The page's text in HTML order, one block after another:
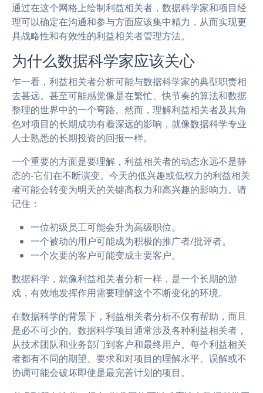
通过在这个网格上绘制利益相关者，数据科学家和项目经
理可以确定在沟通和参与方面应该集中精力，从而实现更
具战略性和有效性的利益相关者管理方法。
为什么数据科学家应该关心
乍一看，利益相关者分析可能与数据科学家的典型职责相
去甚远。甚至可能感觉像是在繁忙、快节奏的算法和数据
整理的世界中的一个弯路。然而，理解利益相关者及其角
色对项目的长期成功有着深远的影响，就像数据科学专业
人士熟悉的长期投资的回报一样。
一个重要的方面是要理解，利益相关者的动态永远不是静
态的-它们在不断演变。今天的低兴趣或低权力的利益相关
者可能会转变为明天的关键高权力和高兴趣的影响力。请
记住：
一位初级员工可能会升为高级职位。
一个被动的用户可能成为积极的推广者/批评者。
一个次要的客户可能变成主要客户。
数据科学，就像利益相关者分析一样，是一个长期的游
戏，有效地发挥作用需要理解这个不断变化的环境。
在数据科学的背景下，利益相关者分析不仅有帮助，而且
是必不可少的。数据科学项目通常涉及各种利益相关者，
从技术团队和业务部门到客户和最终用户。每个利益相关
者都有不同的期望、要求和对项目的理解水平。误解或不
协调可能会破坏即使是最完善计划的项目。